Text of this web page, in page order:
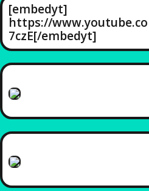
[embedyt]
https://
7czE[/embedyt]